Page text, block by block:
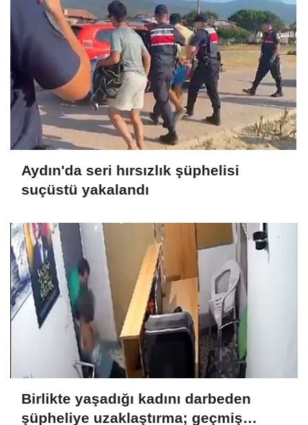
Aydın'da seri hırsızlık şüphelisi
suçüstü yakalandı
Birlikte yaşadığı kadını darbeden
şüpheliye uzaklaştırma; geçmiş